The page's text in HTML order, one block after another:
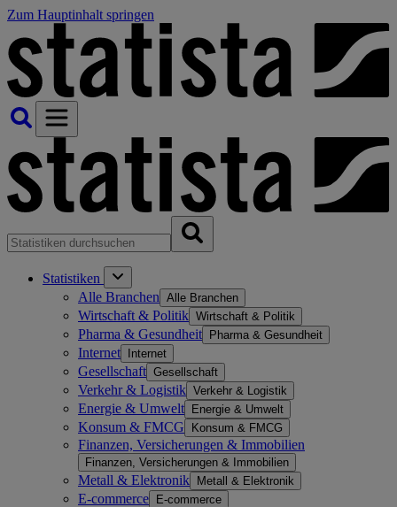
Zum Hauptinhalt springen
Statistiken
Alle Branchen Alle Branchen
Wirtschaft & Politik Wirtschaft & Politik
Pharma & Gesundheit Pharma & Gesundheit
Internet Internet
Gesellschaft Gesellschaft
Verkehr & Logistik Verkehr & Logistik
Energie & Umwelt Energie & Umwelt
Konsum & FMCG Konsum & FMCG
Finanzen, Versicherungen & Immobilien
Finanzen, Versicherungen & Immobilien
Metall & Elektronik Metall & Elektronik
E-commerce E-commerce